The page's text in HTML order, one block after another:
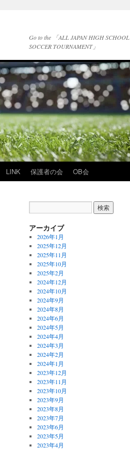
Go to the 「ALL JAPAN HIGH SCHOOL
SOCCER TOURNAMENT」
LINK 保護者の会 OB会
アーカイブ
2026年1月
2025年12月
2025年11月
2025年10月
2025年2月
2024年12月
2024年10月
2024年9月
2024年8月
2024年6月
2024年5月
2024年4月
2024年3月
2024年2月
2024年1月
2023年12月
2023年11月
2023年10月
2023年9月
2023年8月
2023年7月
2023年6月
2023年5月
2023年4月